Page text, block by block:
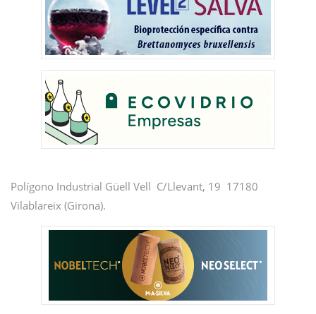
Polígono Industrial Güell Vell C/Llevant, 19 17180
Vilablareix (Girona).